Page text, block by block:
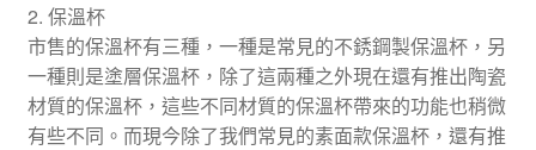
2. 保溫杯
市售的保溫杯有三種，一種是常見的不銹鋼製保溫杯，另
一種則是塗層保溫杯，除了這兩種之外現在還有推出陶瓷
材質的保溫杯，這些不同材質的保溫杯帶來的功能也稍微
有些不同。而現今除了我們常見的素面款保溫杯，還有推